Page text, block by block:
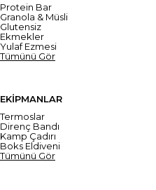
Protein Bar
Granola & Müsli
Glutensiz
Ekmekler
Yulaf Ezmesi
Tümünü Gör
EKİPMANLAR
Termoslar
Direnç Bandı
Kamp Çadırı
Boks Eldiveni
Tümünü Gör